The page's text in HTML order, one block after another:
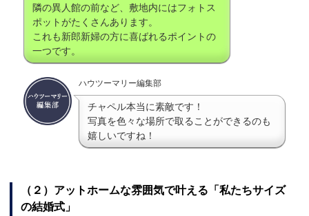
隣の異人館の前など、敷地内にはフォトス
ポットがたくさんあります。
これも新郎新婦の方に喜ばれるポイントの
一つです。
ハウツーマリー編集部
チャペル本当に素敵です！
写真を色々な場所で取ることができるのも
嬉しいですね！
（２）アットホームな雰囲気で叶える「私たちサイズ
の結婚式」